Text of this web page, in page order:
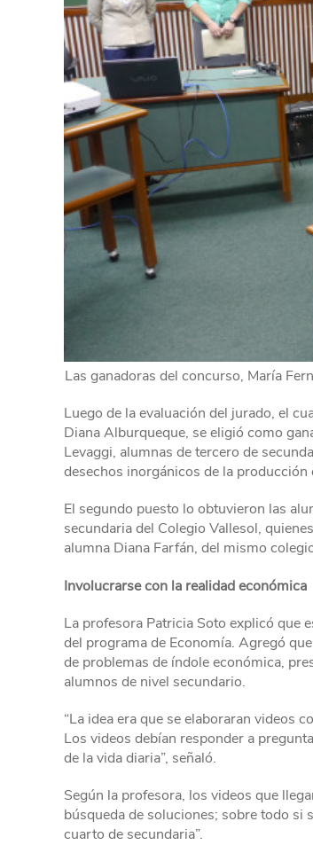
Las ganadoras del concurso, María
Luego de la evaluación del jurado, el
Diana Alburqueque, se eligió como
Levaggi, alumnas de tercero de
desechos inorgánicos de la producción
El segundo puesto lo obtuvieron las
secundaria del Colegio Vallesol,
alumna Diana Farfán, del mismo
Involucrarse con la realidad económica
La profesora Patricia Soto explicó que
del programa de Economía. Agregó
de problemas de índole económica,
alumnos de nivel secundario.
“La idea era que se elaboraran videos
Los videos debían responder a
de la vida diaria”, señaló.
Según la profesora, los videos que
búsqueda de soluciones; sobre todo si
cuarto de secundaria”.